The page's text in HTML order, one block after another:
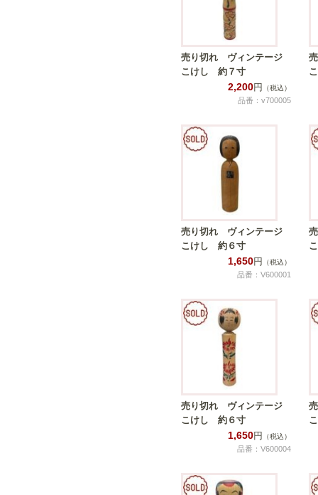
売り切れ ヴィンテージ
こけし 約７寸
2,200円 （税込）
品番：v700005
売り切れ ヴィンテージ
こけし 約６寸
1,650円 （税込）
品番：V600001
売り切れ ヴィンテージ
こけし 約６寸
1,650円 （税込）
品番：V600004